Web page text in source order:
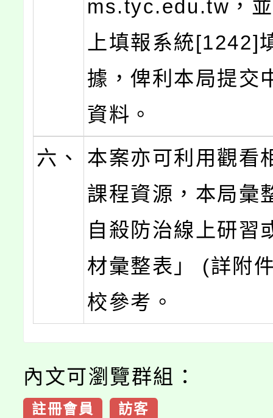
ms.tyc.edu.tw，
上填報系統[1242]
據，俾利本局提交
資料。
六、
本案亦可利用觀看
課程資源，本局彙
自殺防治線上研習
材彙整表」 (詳附
校參考。
內文可瀏覽群組：
註冊會員 訪客